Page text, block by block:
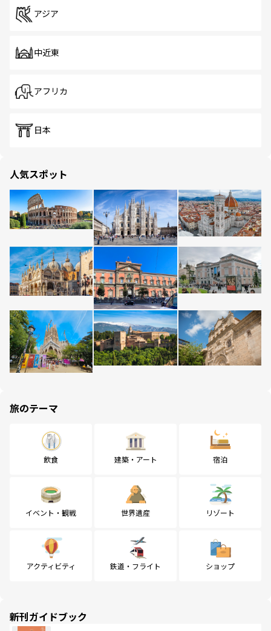
アジア
中近東
アフリカ
日本
人気スポット
旅のテーマ
飲食 建築・アート 宿泊
イベント・観戦 世界遺産 リゾート
アクティビティ 鉄道・フライト ショップ
新刊ガイドブック